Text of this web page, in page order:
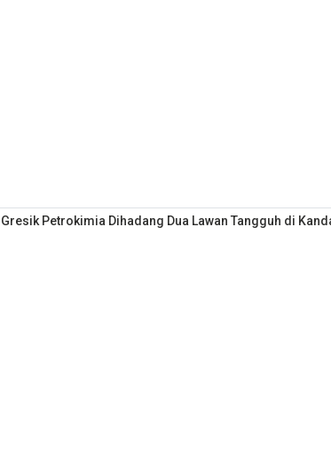
Gresik Petrokimia Dihadang Dua Lawan Tangguh di